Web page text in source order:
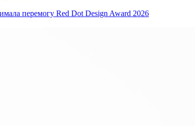
перемогу Red Dot Design Award 2026